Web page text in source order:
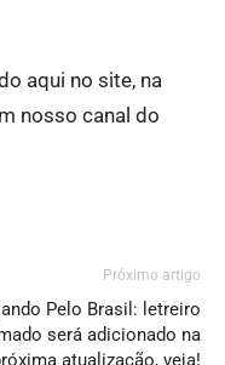
aqui no site, na
nosso canal do
Próximo artigo
Pelo Brasil: letreiro
será adicionado na
atualização, veja!